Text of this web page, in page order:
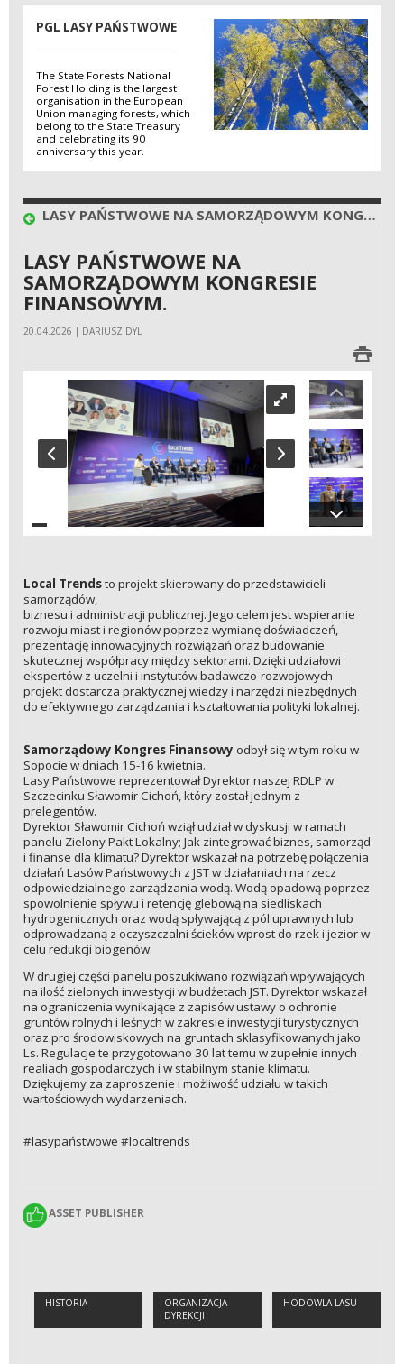
PGL LASY PAŃSTWOWE
The State Forests National
Forest Holding is the largest
organisation in the European
Union managing forests, which
belong to the State Treasury
and celebrating its 90
anniversary this year.
LASY PAŃSTWOWE NA SAMORZĄDOWYM KONGRESIE FINANSOWYM.
LASY PAŃSTWOWE NA
SAMORZĄDOWYM KONGRESIE
FINANSOWYM.
20.04.2026 | DARIUSZ DYL
Local Trendsto projekt skierowany do przedstawicieli
samorządów,
biznesu i administracji publicznej. Jego celem jest wspieranie
rozwoju miast i regionów poprzez wymianę doświadczeń,
prezentację innowacyjnych rozwiązań oraz budowanie
skutecznej współpracy między sektorami. Dzięki udziałowi
ekspertów z uczelni i instytutów badawczo-rozwojowych
projekt dostarcza praktycznej wiedzy i narzędzi niezbędnych
do efektywnego zarządzania i kształtowania polityki lokalnej.
Samorządowy Kongres Finansowy odbył się w tym roku w
Sopocie w dniach 15-16 kwietnia.
Lasy Państwowe reprezentował Dyrektor naszej RDLP w
Szczecinku Sławomir Cichoń, który został jednym z
prelegentów.
Dyrektor Sławomir Cichoń wziął udział w dyskusji w ramach
panelu Zielony Pakt Lokalny; Jak zintegrować biznes, samorząd
i finanse dla klimatu? Dyrektor wskazał na potrzebę połączenia
działań Lasów Państwowych z JST w działaniach na rzecz
odpowiedzialnego zarządzania wodą. Wodą opadową poprzez
spowolnienie spływu i retencję glebową na siedliskach
hydrogenicznych oraz wodą spływającą z pól uprawnych lub
odprowadzaną z oczyszczalni ścieków wprost do rzek i jezior w
celu redukcji biogenów.
W drugiej części panelu poszukiwano rozwiązań wpływających
na ilość zielonych inwestycji w budżetach JST. Dyrektor wskazał
na ograniczenia wynikające z zapisów ustawy o ochronie
gruntów rolnych i leśnych w zakresie inwestycji turystycznych
oraz pro środowiskowych na gruntach sklasyfikowanych jako
Ls. Regulacje te przygotowano 30 lat temu w zupełnie innych
realiach gospodarczych i w stabilnym stanie klimatu.
Dziękujemy za zaproszenie i możliwość udziału w takich
wartościowych wydarzeniach.
#lasypaństwowe #localtrends
ASSET PUBLISHER
ASSET PUBLISHER
HISTORIA
ORGANIZACJA
DYREKCJI
HODOWLA LASU